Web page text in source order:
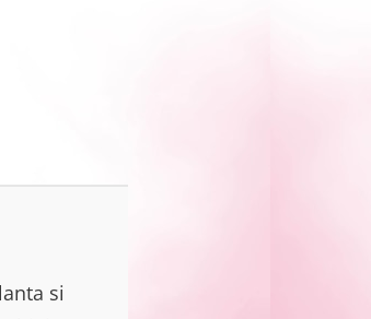
si